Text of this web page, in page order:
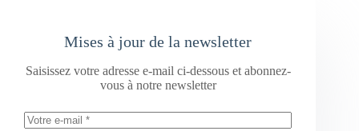
Mises à jour de la newsletter
Saisissez votre adresse e-mail ci-dessous et abonnez-
vous à notre newsletter